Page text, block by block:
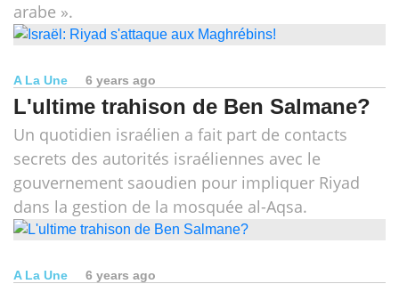
arabe ».
A La Une 6 years ago
L'ultime trahison de Ben Salmane?
Un quotidien israélien a fait part de contacts
secrets des autorités israéliennes avec le
gouvernement saoudien pour impliquer Riyad
dans la gestion de la mosquée al-Aqsa.
A La Une 6 years ago